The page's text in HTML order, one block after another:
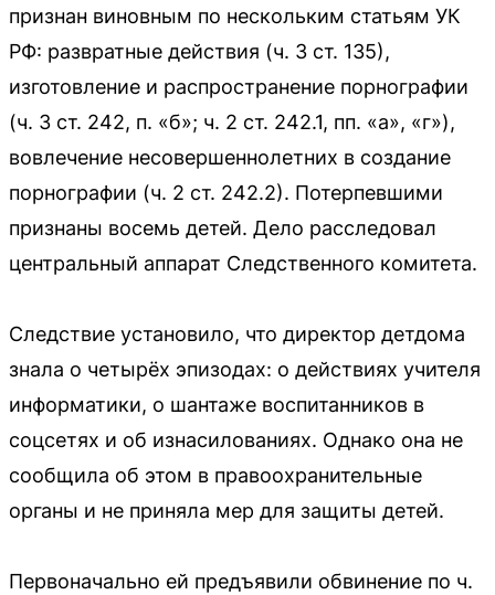
признан виновным по нескольким статьям УК
РФ: развратные действия (ч. 3 ст. 135),
изготовление и распространение порнографии
(ч. 3 ст. 242, п. «б»; ч. 2 ст. 242.1, пп. «а», «г»),
вовлечение несовершеннолетних в создание
порнографии (ч. 2 ст. 242.2). Потерпевшими
признаны восемь детей. Дело расследовал
центральный аппарат Следственного комитета.
Следствие установило, что директор детдома
знала о четырёх эпизодах: о действиях учителя
информатики, о шантаже воспитанников в
соцсетях и об изнасилованиях. Однако она не
сообщила об этом в правоохранительные
органы и не приняла мер для защиты детей.
Первоначально ей предъявили обвинение по ч.